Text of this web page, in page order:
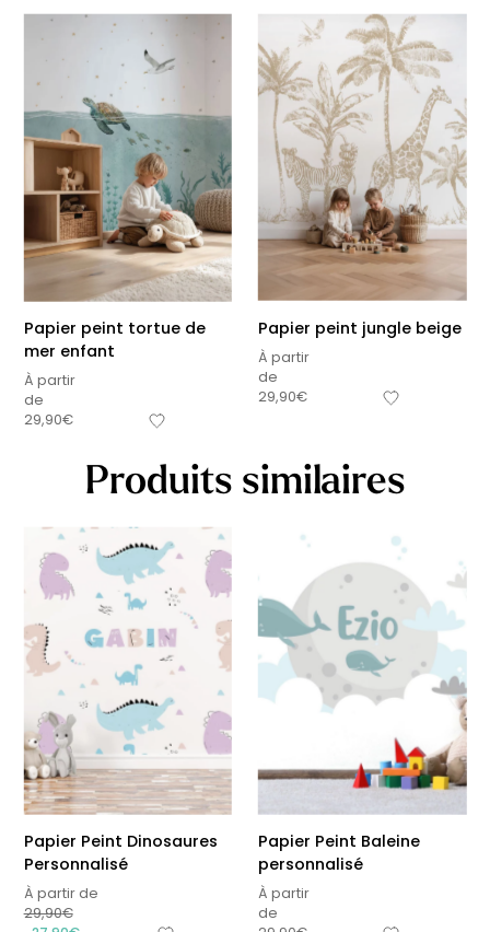
Papier peint tortue de
mer enfant
À partir
de
29,90€
Papier peint jungle beige
À partir
de
29,90€
Produits similaires
Papier Peint Dinosaures
Personnalisé
À partir de
29,90€
Papier Peint Baleine
personnalisé
À partir
de